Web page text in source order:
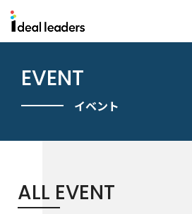
EVENT
イベント
ALL EVENT